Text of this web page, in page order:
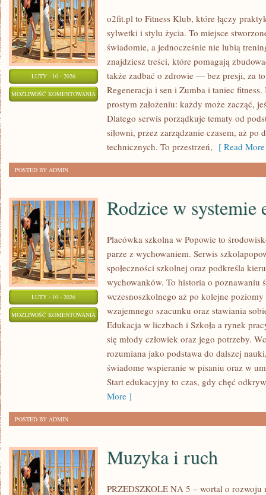
LUTY - 10 - 2026
MOŻLIWOŚĆ KOMENTOWANIA REGENERACJA
o2fit.pl to Fitness Klub, które łączy
sylwetki i stylu życia. To miejsce
świadomie, a jednocześnie nie lubią
znajdziesz treści, które pomagają
także zadbać o zdrowie — bez presji, za
Regeneracja i sen i Zumba i taniec
prostym założeniu: każdy może zacząć,
Dlatego serwis porządkuje tematy od
siłowni, przez zarządzanie czasem, aż po
technicznych. To przestrzeń, [ Read
POSTED BY ADMIN
LUTY - 10 - 2026
MOŻLIWOŚĆ KOMENTOWANIA RODZICE
SYSTEMIE
EDUKACJI
Rodzice w systemie
Placówka szkolna w Popowie to
parze z wychowaniem. Serwis
społeczności szkolnej oraz podkreśla
wychowanków. To historia o poznawaniu
wczesnoszkolnego aż po kolejne
wzajemnego szacunku oraz stawiania
Edukacja w liczbach i Szkoła a rynek
się młody człowiek oraz jego potrzeby.
rozumiana jako podstawa do dalszej
świadome wspieranie w pisaniu oraz w
Start edukacyjny to czas, gdy chęć
More ]
POSTED BY ADMIN
Muzyka i ruch
PRZEDSZKOLE NA 5 – wortal o rozwoju